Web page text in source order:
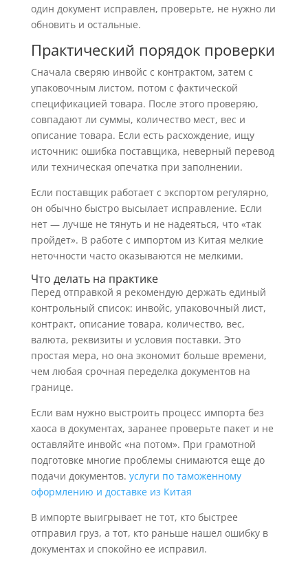
один документ исправлен, проверьте, не нужно ли
обновить и остальные.
Практический порядок проверки
Сначала сверяю инвойс с контрактом, затем с
упаковочным листом, потом с фактической
спецификацией товара. После этого проверяю,
совпадают ли суммы, количество мест, вес и
описание товара. Если есть расхождение, ищу
источник: ошибка поставщика, неверный перевод
или техническая опечатка при заполнении.
Если поставщик работает с экспортом регулярно,
он обычно быстро высылает исправление. Если
нет — лучше не тянуть и не надеяться, что «так
пройдет». В работе с импортом из Китая мелкие
неточности часто оказываются не мелкими.
Что делать на практике
Перед отправкой я рекомендую держать единый
контрольный список: инвойс, упаковочный лист,
контракт, описание товара, количество, вес,
валюта, реквизиты и условия поставки. Это
простая мера, но она экономит больше времени,
чем любая срочная переделка документов на
границе.
Если вам нужно выстроить процесс импорта без
хаоса в документах, заранее проверьте пакет и не
оставляйте инвойс «на потом». При грамотной
подготовке многие проблемы снимаются еще до
подачи документов. услуги по таможенному
оформлению и доставке из Китая
В импорте выигрывает не тот, кто быстрее
отправил груз, а тот, кто раньше нашел ошибку в
документах и спокойно ее исправил.